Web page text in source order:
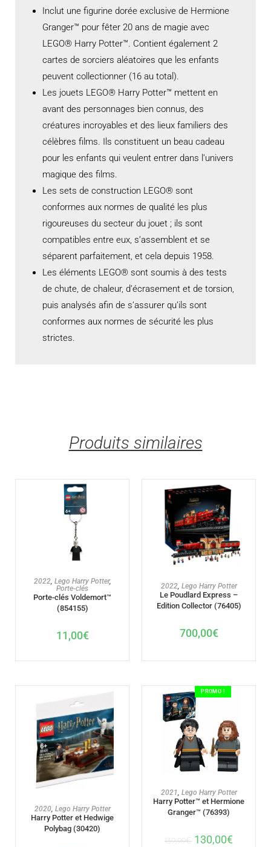
Inclut une figurine dorée exclusive de Hermione
Granger™ pour fêter 20 ans de magie avec
LEGO® Harry Potter™. Contient également 2
cartes de sorciers aléatoires que les enfants
peuvent collectionner (16 au total).
Les jouets LEGO® Harry Potter™ mettent en
avant des personnages bien connus, des
créatures incroyables et des lieux familiers des
célèbres films. Ils constituent un beau cadeau
pour les enfants qui veulent entrer dans l’univers
magique des films.
Les sets de construction LEGO® sont
conformes aux normes de qualité les plus
rigoureuses du secteur du jouet ; ils sont
compatibles entre eux, s’assemblent et se
séparent parfaitement, et cela depuis 1958.
Les éléments LEGO® sont soumis à des tests
de chute, de chaleur, d’écrasement et de torsion,
puis analysés afin de s’assurer qu’ils sont
conformes aux normes de sécurité les plus
strictes.
Produits similaires
AJOUTER AU PANIER
2022, Lego Harry Potter,
Porte-clés
Porte-clés Voldemort™
(854155)
11,00€
AJOUTER AU PANIER
2022, Lego Harry Potter
Le Poudlard Express –
Edition Collector (76405)
700,00€
AJOUTER AU PANIER
2020, Lego Harry Potter
Harry Potter et Hedwige
Polybag (30420)
PROMO !
AJOUTER AU PANIER
2021, Lego Harry Potter
Harry Potter™ et Hermione
Granger™ (76393)
139,99€ 130,00€